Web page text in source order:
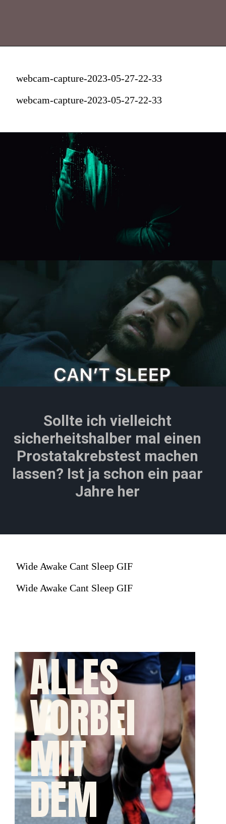
webcam-capture-2023-05-27-22-33
webcam-capture-2023-05-27-22-33
Sollte ich vielleicht
sicherheitshalber mal einen
Prostatakrebstest machen
lassen? Ist ja schon ein paar
Jahre her
Wide Awake Cant Sleep GIF
Wide Awake Cant Sleep GIF
ALLES
VORBEI
MIT
DEM